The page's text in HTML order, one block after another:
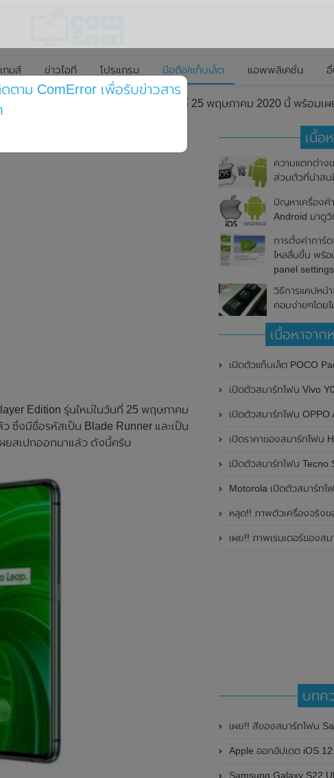
เกมส์ ข่าวไอที โปรแกรม มือถือ/แท็บเล็ต แอพพลิเคชั่น
นเกมมิ่ง X50 Pro Player Edition ในวันที่ 25 พฤษภาคม 2020 นี้ พร้อมเผ
Edition ในวันที่ 25
Edition รุ่นใหม่ในวันที่ 25 พฤษภาคม
ซึ่งมีชื่อรหัสเป็น Blade Runner และเป็น
ยสเปกออกมาแล้ว ดังนี้ครับ
เนื้อ
ความแตกต่าง
ส่วนตัวที่น่าสน
ปัญหาเครื่องค้
Android มาดู
การตั้งค่าการ์
ไหลลื่นขึ้น พร้
panel
วิธีการแคปหน้
คอมง่ายๆโดย
เนื้อหาจา
เปิดตัวแท็บเล็ต POCO Pad (5G) อย่างเป็นทางการแล้วในประเทศอินเ
เปิดตัวสมาร์ทโฟน Vivo Y03t ในประเทศฟิลิปปินส์อย่างเป็นทางการแล้ว มาพร้อมชิปเซ็ต
เปิดตัวสมาร์ทโฟน OPPO A3 Pro (5G) และ OPPO A3x
เปิดราคาของสมาร์ทโฟน HMD Skyline ในป
เปิดตัวสมาร์ทโฟน Tecno Spark Go 1 อย่างเป็นทางการแล้ว มาพร้
Motorola เปิดตัวสมาร์ทโฟน Moto
หลุด!! ภาพตัวเครื่องจริงของสมาร์ทโฟน Google
เผย!! ภาพเรนเดอร์ของสมาร์ทโฟน Realme GT7 Pro
บทค
เผย!! สีของสมาร์ทโฟน Samsung
Apple ออกอัปเดต iOS 12.4.4 ให้กั
Samsung Galaxy S22 Ultra เวอร์ชั่นชิปเซ็ต
ตาม ComError เพื่อรับข่าวสาร